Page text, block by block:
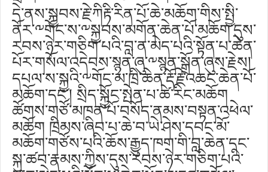
དེ་ནས་སྐྱབས་རྗེ་ཀིརྟི་རིན་པོ་ཆེ་མཆོག་གིས་སྤྱི་
ནོར་༸གོང་ས་༸སྐྱབས་མགོན་ཆེན་པོ་མཆོག་དུས་
རབས་ཉེར་གཅིག་པའི་བླ་ན་མེད་པའི་སྟོན་པ་ཆེན་
པོར་གསོལ་འདེབས་སྙན་ཞུ་༸སྙན་སྒྲོན་ཞུས་རྗེས།
དཔལ་ས་སྐྱའི་༸གོང་མ་ཁྲི་ཆེན་རྡོ་རྗེ་འཆང་ཆེན་པོ་
མཆོག་དང་། སྲིད་སྐྱོང་སྤེན་པ་ཚེ་རིང་མཆོག
ཚོགས་གཙོ་མཁན་པོ་བསོད་ནམས་བསྟན་འཕེལ་
མཆོག ཁྲིམས་ཞིབ་པ་ཆེ་བ་ཡེ་ཤེས་དབང་མོ་
མཆོག་གཙོས་པའི་ཆོས་རྒྱུད་ཁག་གི་བླ་ཆེན་དང་
སྐུ་ཚབ་རྣམས་ཀྱིས་དུས་རབས་ཉེར་གཅིག་པའི་